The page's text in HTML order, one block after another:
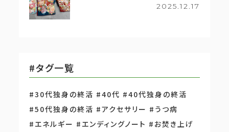
2025.12.17
#タグ一覧
#30代独身の終活 #40代 #40代独身の終活
#50代独身の終活 #アクセサリー #うつ病
#エネルギー #エンディングノート #お焚き上げ